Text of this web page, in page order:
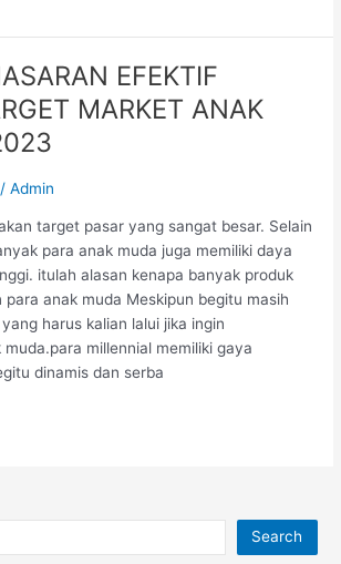
EFEKTIF
MARKET ANAK
/Admin
target pasar yang sangat besar. Selain
para anak muda juga memiliki daya
itulah alasan kenapa banyak produk
anak muda Meskipun begitu masih
harus kalian lalui jika ingin
millennial memiliki gaya
dinamis dan serba
Search